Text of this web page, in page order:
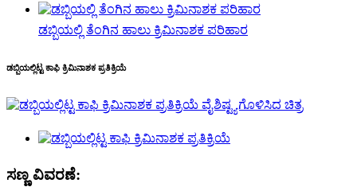
ಡಬ್ಬಿಯಲ್ಲಿ ತೆಂಗಿನ ಹಾಲು ಕ್ರಿಮಿನಾಶಕ ಪರಿಹಾರ
ಡಬ್ಬಿಯಲ್ಲಿಟ್ಟ ಕಾಫಿ ಕ್ರಿಮಿನಾಶಕ ಪ್ರತಿಕ್ರಿಯೆ
ಸಣ್ಣ ವಿವರಣೆ: